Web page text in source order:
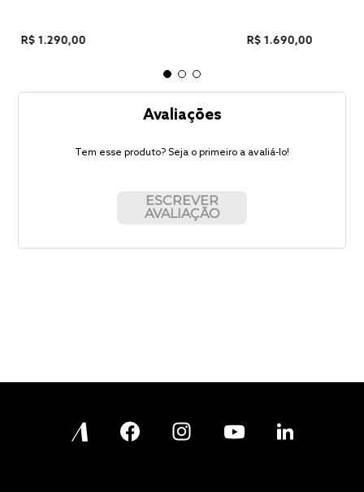
R$ 1.290,00 R$ 1.690,00
Avaliações
Tem esse produto? Seja o primeiro a avaliá-lo!
ESCREVER
AVALIAÇÃO